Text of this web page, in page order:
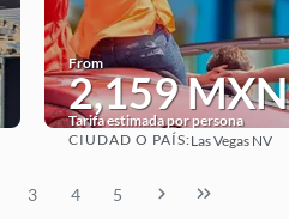
From
2,159 MXN
Tarifa estimada por persona
See
CIUDAD O PAÍS:Las Vegas NV
3 4 5